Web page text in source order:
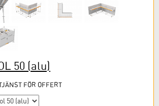
50 (alu)
FÖR OFFERT